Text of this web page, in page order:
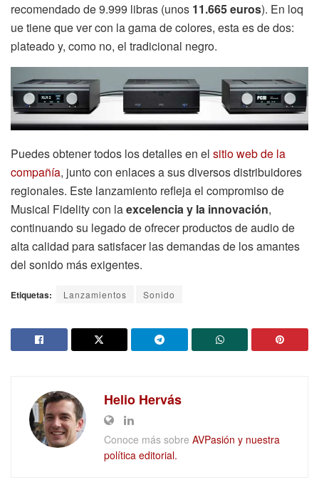
recomendado de 9.999 libras (unos 11.665 euros). En loq
ue tiene que ver con la gama de colores, esta es de dos:
plateado y, como no, el tradicional negro.
Puedes obtener todos los detalles en el sitio web de la
compañía, junto con enlaces a sus diversos distribuidores
regionales. Este lanzamiento refleja el compromiso de
Musical Fidelity con laexcelencia y la innovación,
continuando su legado de ofrecer productos de audio de
alta calidad para satisfacer las demandas de los amantes
del sonido más exigentes.
Etiquetas: Lanzamientos Sonido
Helio Hervás
Conoce más sobre AVPasión y nuestra
política editorial.